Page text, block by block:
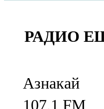
РАДИО
Азнакай
107,1 FM